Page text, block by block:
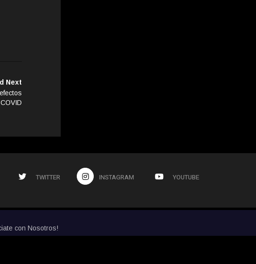
Next
TWITTER INSTAGRAM YOUTUBE
con Nosotros!